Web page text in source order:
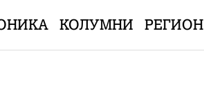
КОЛУМНИ РЕГИОН